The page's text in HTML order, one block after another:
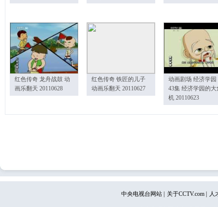
红色传奇 龙舟战鼓 动
画乐翻天 20110628
红色传奇 铁匠的儿子
动画乐翻天 20110627
动画剧场 经济学园
43集 经济学园的大
机 20110623
中央电视台网站 关于CCTV.com 人